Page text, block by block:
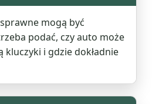
mogą być
podać, czy auto może
kluczyki i gdzie dokładnie